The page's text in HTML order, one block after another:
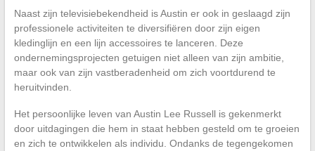
Naast zijn televisiebekendheid is Austin er ook in geslaagd zijn
professionele activiteiten te diversifiëren door zijn eigen
kledinglijn en een lijn accessoires te lanceren. Deze
ondernemingsprojecten getuigen niet alleen van zijn ambitie,
maar ook van zijn vastberadenheid om zich voortdurend te
heruitvinden.
Het persoonlijke leven van Austin Lee Russell is gekenmerkt
door uitdagingen die hem in staat hebben gesteld om te groeien
en zich te ontwikkelen als individu. Ondanks de tegengekomen